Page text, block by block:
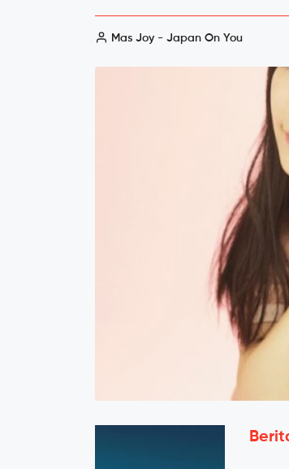
Mas Joy - Japan On You